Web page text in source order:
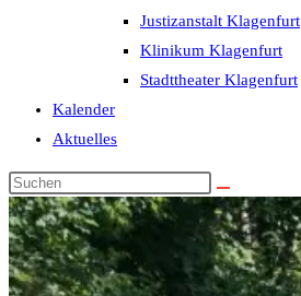
Justizanstalt Klagenfurt
Klinikum Klagenfurt
Stadttheater Klagenfurt
Kalender
Aktuelles
Diese
Website
durchsuchen